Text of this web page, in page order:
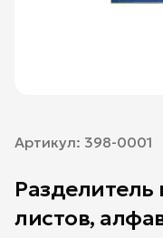
Артикул: 398-0001
листов,